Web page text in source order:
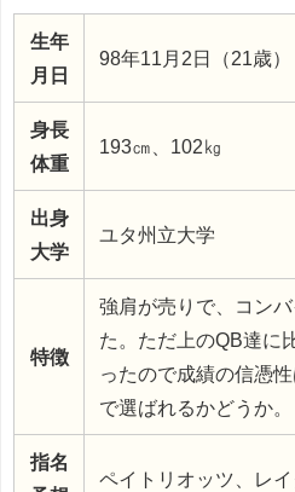
生年
月日
98年11月2日（21歳）
身長
体重
193㎝、102㎏
出身
大学
ユタ州立大学
特徴
強肩が売りで、コン
た。ただ上のQB達に
ったので成績の信憑
で選ばれるかどうか。
指名
ペイトリオッツ、レイ